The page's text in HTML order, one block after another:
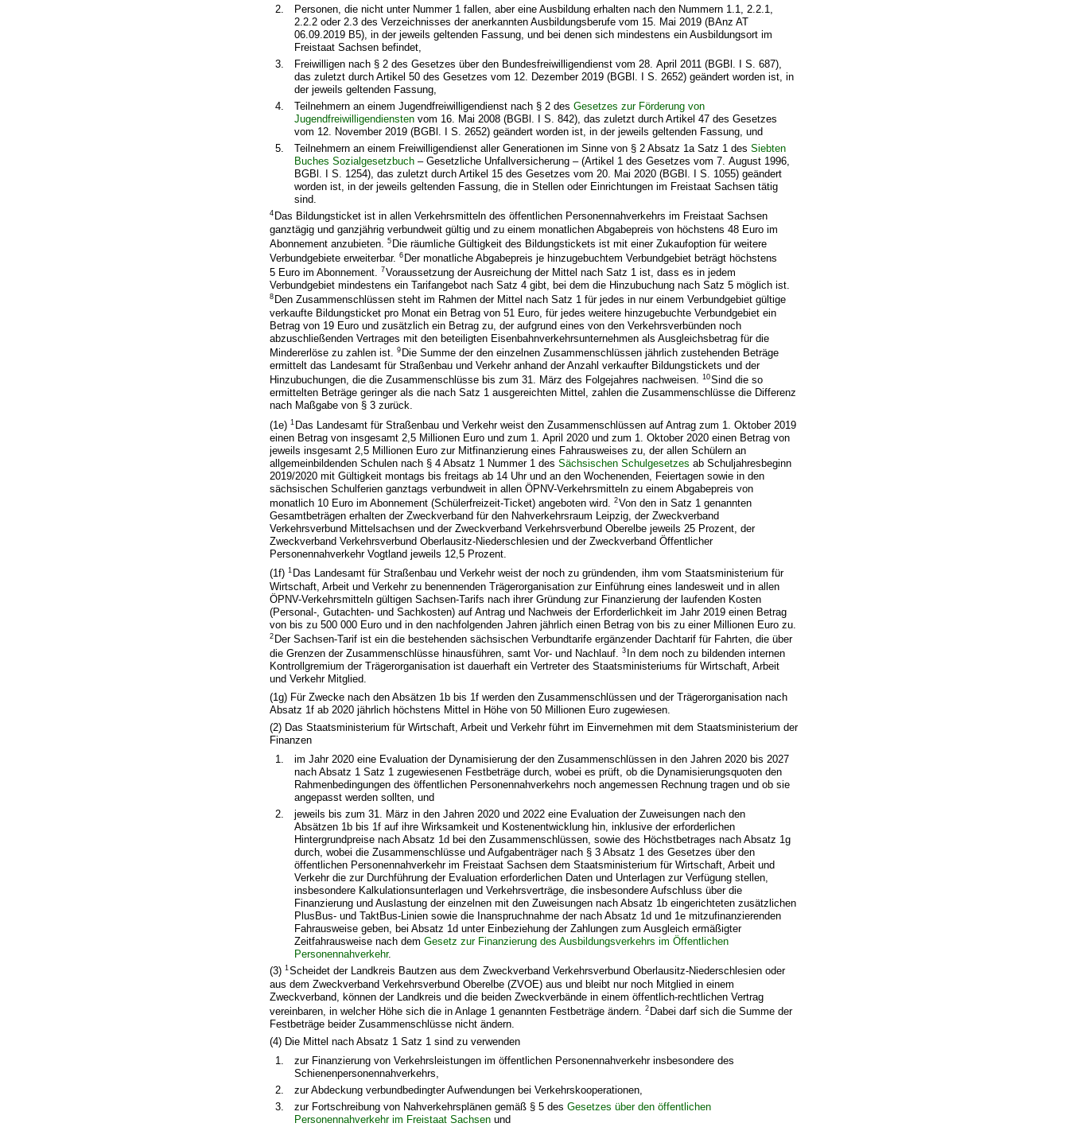
2.
Personen, die nicht unter Nummer 1 fallen, aber eine Ausbildung erhalten nach den Nummern 1.1, 2.2.1,
2.2.2 oder 2.3 des Verzeichnisses der anerkannten Ausbildungsberufe vom 15. Mai 2019 (BAnz AT
06.09.2019 B5), in der jeweils geltenden Fassung, und bei denen sich mindestens ein Ausbildungsort im
Freistaat Sachsen befindet,
3.
Freiwilligen nach § 2 des Gesetzes über den Bundesfreiwilligendienst vom 28. April 2011 (BGBl. I S. 687),
das zuletzt durch Artikel 50 des Gesetzes vom 12. Dezember 2019 (BGBl. I S. 2652) geändert worden ist, in
der jeweils geltenden Fassung,
4.
Teilnehmern an einem Jugendfreiwilligendienst nach § 2 des Gesetzes zur Förderung von
Jugendfreiwilligendienstenvom 16. Mai 2008 (BGBl. I S. 842), das zuletzt durch Artikel 47 des Gesetzes
vom 12. November 2019 (BGBl. I S. 2652) geändert worden ist, in der jeweils geltenden Fassung, und
5.
Teilnehmern an einem Freiwilligendienst aller Generationen im Sinne von § 2 Absatz 1a Satz 1 des Siebten
Buches Sozialgesetzbuch– Gesetzliche Unfallversicherung – (Artikel 1 des Gesetzes vom 7. August 1996,
BGBl. I S. 1254), das zuletzt durch Artikel 15 des Gesetzes vom 20. Mai 2020 (BGBl. I S. 1055) geändert
worden ist, in der jeweils geltenden Fassung, die in Stellen oder Einrichtungen im Freistaat Sachsen tätig
sind.
4 Das Bildungsticket ist in allen Verkehrsmitteln des öffentlichen Personennahverkehrs im Freistaat Sachsen
ganztägig und ganzjährig verbundweit gültig und zu einem monatlichen Abgabepreis von höchstens 48 Euro im
Abonnement anzubieten.5 Die räumliche Gültigkeit des Bildungstickets ist mit einer Zukaufoption für weitere
Verbundgebiete erweiterbar.6 Der monatliche Abgabepreis je hinzugebuchtem Verbundgebiet beträgt höchstens
5 Euro im Abonnement. 7Voraussetzung der Ausreichung der Mittel nach Satz 1 ist, dass es in jedem
Verbundgebiet mindestens ein Tarifangebot nach Satz 4 gibt, bei dem die Hinzubuchung nach Satz 5 möglich ist.
8 Den Zusammenschlüssen steht im Rahmen der Mittel nach Satz 1 für jedes in nur einem Verbundgebiet gültige
verkaufte Bildungsticket pro Monat ein Betrag von 51 Euro, für jedes weitere hinzugebuchte Verbundgebiet ein
Betrag von 19 Euro und zusätzlich ein Betrag zu, der aufgrund eines von den Verkehrsverbünden noch
abzuschließenden Vertrages mit den beteiligten Eisenbahnverkehrsunternehmen als Ausgleichsbetrag für die
Mindererlöse zu zahlen ist.9 Die Summe der den einzelnen Zusammenschlüssen jährlich zustehenden Beträge
ermittelt das Landesamt für Straßenbau und Verkehr anhand der Anzahl verkaufter Bildungstickets und der
Hinzubuchungen, die die Zusammenschlüsse bis zum 31. März des Folgejahres nachweisen.10Sind die so
ermittelten Beträge geringer als die nach Satz 1 ausgereichten Mittel, zahlen die Zusammenschlüsse die Differenz
nach Maßgabe von § 3 zurück.
(1e)1 Das Landesamt für Straßenbau und Verkehr weist den Zusammenschlüssen auf Antrag zum 1. Oktober 2019
einen Betrag von insgesamt 2,5 Millionen Euro und zum 1. April 2020 und zum 1. Oktober 2020 einen Betrag von
jeweils insgesamt 2,5 Millionen Euro zur Mitfinanzierung eines Fahrausweises zu, der allen Schülern an
allgemeinbildenden Schulen nach § 4 Absatz 1 Nummer 1 desSächsischen Schulgesetzes ab Schuljahresbeginn
2019/2020 mit Gültigkeit montags bis freitags ab 14 Uhr und an den Wochenenden, Feiertagen sowie in den
sächsischen Schulferien ganztags verbundweit in allen ÖPNV-Verkehrsmitteln zu einem Abgabepreis von
monatlich 10 Euro im Abonnement (Schülerfreizeit-Ticket) angeboten wird.2Von den in Satz 1 genannten
Gesamtbeträgen erhalten der Zweckverband für den Nahverkehrsraum Leipzig, der Zweckverband
Verkehrsverbund Mittelsachsen und der Zweckverband Verkehrsverbund Oberelbe jeweils 25 Prozent, der
Zweckverband Verkehrsverbund Oberlausitz-Niederschlesien und der Zweckverband Öffentlicher
Personennahverkehr Vogtland jeweils 12,5 Prozent.
(1f)1 Das Landesamt für Straßenbau und Verkehr weist der noch zu gründenden, ihm vom Staatsministerium für
Wirtschaft, Arbeit und Verkehr zu benennenden Trägerorganisation zur Einführung eines landesweit und in allen
ÖPNV-Verkehrsmitteln gültigen Sachsen-Tarifs nach ihrer Gründung zur Finanzierung der laufenden Kosten
(Personal-, Gutachten- und Sachkosten) auf Antrag und Nachweis der Erforderlichkeit im Jahr 2019 einen Betrag
von bis zu 500 000 Euro und in den nachfolgenden Jahren jährlich einen Betrag von bis zu einer Millionen Euro zu.
2 Der Sachsen-Tarif ist ein die bestehenden sächsischen Verbundtarife ergänzender Dachtarif für Fahrten, die über
die Grenzen der Zusammenschlüsse hinausführen, samt Vor- und Nachlauf.3 In dem noch zu bildenden internen
Kontrollgremium der Trägerorganisation ist dauerhaft ein Vertreter des Staatsministeriums für Wirtschaft, Arbeit
und Verkehr Mitglied.
(1g) Für Zwecke nach den Absätzen 1b bis 1f werden den Zusammenschlüssen und der Trägerorganisation nach
Absatz 1f ab 2020 jährlich höchstens Mittel in Höhe von 50 Millionen Euro zugewiesen.
(2) Das Staatsministerium für Wirtschaft, Arbeit und Verkehr führt im Einvernehmen mit dem Staatsministerium der
Finanzen
1.
im Jahr 2020 eine Evaluation der Dynamisierung der den Zusammenschlüssen in den Jahren 2020 bis 2027
nach Absatz 1 Satz 1 zugewiesenen Festbeträge durch, wobei es prüft, ob die Dynamisierungsquoten den
Rahmenbedingungen des öffentlichen Personennahverkehrs noch angemessen Rechnung tragen und ob sie
angepasst werden sollten, und
2.
jeweils bis zum 31. März in den Jahren 2020 und 2022 eine Evaluation der Zuweisungen nach den
Absätzen 1b bis 1f auf ihre Wirksamkeit und Kostenentwicklung hin, inklusive der erforderlichen
Hintergrundpreise nach Absatz 1d bei den Zusammenschlüssen, sowie des Höchstbetrages nach Absatz 1g
durch, wobei die Zusammenschlüsse und Aufgabenträger nach § 3 Absatz 1 des Gesetzes über den
öffentlichen Personennahverkehr im Freistaat Sachsen dem Staatsministerium für Wirtschaft, Arbeit und
Verkehr die zur Durchführung der Evaluation erforderlichen Daten und Unterlagen zur Verfügung stellen,
insbesondere Kalkulationsunterlagen und Verkehrsverträge, die insbesondere Aufschluss über die
Finanzierung und Auslastung der einzelnen mit den Zuweisungen nach Absatz 1b eingerichteten zusätzlichen
PlusBus- und TaktBus-Linien sowie die Inanspruchnahme der nach Absatz 1d und 1e mitzufinanzierenden
Fahrausweise geben, bei Absatz 1d unter Einbeziehung der Zahlungen zum Ausgleich ermäßigter
Zeitfahrausweise nach dem Gesetz zur Finanzierung des Ausbildungsverkehrs im Öffentlichen
Personennahverkehr.
(3)1Scheidet der Landkreis Bautzen aus dem Zweckverband Verkehrsverbund Oberlausitz-Niederschlesien oder
aus dem Zweckverband Verkehrsverbund Oberelbe (ZVOE) aus und bleibt nur noch Mitglied in einem
Zweckverband, können der Landkreis und die beiden Zweckverbände in einem öffentlich-rechtlichen Vertrag
vereinbaren, in welcher Höhe sich die in Anlage 1 genannten Festbeträge ändern.2 Dabei darf sich die Summe der
Festbeträge beider Zusammenschlüsse nicht ändern.
(4) Die Mittel nach Absatz 1 Satz 1 sind zu verwenden
1.
zur Finanzierung von Verkehrsleistungen im öffentlichen Personennahverkehr insbesondere des
Schienenpersonennahverkehrs,
2.
zur Abdeckung verbundbedingter Aufwendungen bei Verkehrskooperationen,
3.
zur Fortschreibung von Nahverkehrsplänen gemäß § 5 des Gesetzes über den öffentlichen
Personennahverkehr im Freistaat Sachsenund